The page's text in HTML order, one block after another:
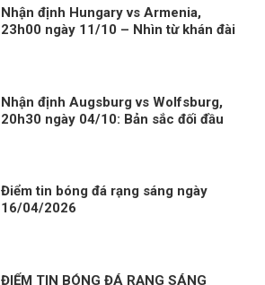
Nhận định Hungary vs Armenia,
23h00 ngày 11/10 – Nhìn từ khán đài
Nhận định Augsburg vs Wolfsburg,
20h30 ngày 04/10: Bản sắc đối đầu
Điểm tin bóng đá rạng sáng ngày
16/04/2026
ĐIỂM TIN BÓNG ĐÁ RẠNG SÁNG